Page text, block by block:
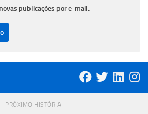
publicações por e-mail.
PRÓXIMO HISTÓRIA